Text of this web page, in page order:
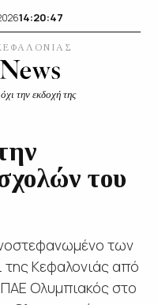
14:20:48
την εκδοχή της
του
των
Κεφαλονιάς από
Ολυμπιακός στο